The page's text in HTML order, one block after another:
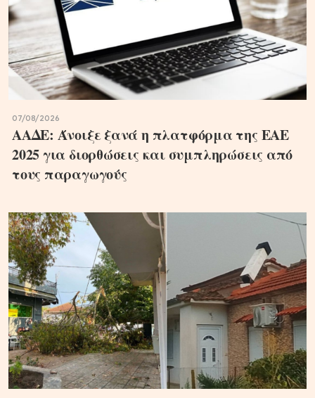
07/08/2026
ΑΑΔΕ: Άνοιξε ξανά η πλατφόρμα της ΕΑΕ
2025 για διορθώσεις και συμπληρώσεις από
τους παραγωγούς